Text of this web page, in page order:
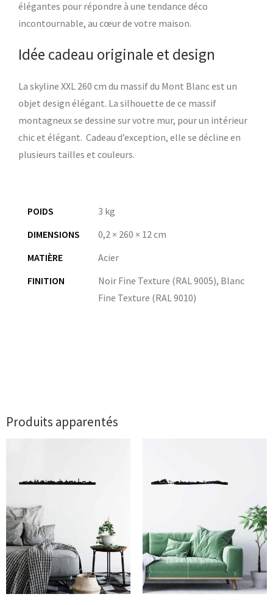
élégantes pour répondre à une tendance déco
incontournable, au cœur de votre maison.
Idée cadeau originale et design
La skyline XXL 260 cm du massif du Mont Blanc est un
objet design élégant. La silhouette de ce massif
montagneux se dessine sur votre mur, pour un intérieur
chic et élégant. Cadeau d’exception, elle se décline en
plusieurs tailles et couleurs.
POIDS
3 kg
DIMENSIONS
0,2 × 260 × 12 cm
MATIÈRE
Acier
FINITION
Noir Fine Texture (RAL 9005), Blanc
Fine Texture (RAL 9010)
Produits apparentés